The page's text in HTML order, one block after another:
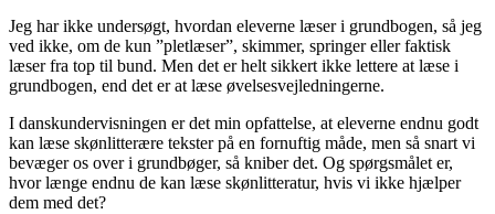
Jeg har ikke undersøgt, hvordan eleverne læser i grundbogen, så jeg
ved ikke, om de kun ”pletlæser”, skimmer, springer eller faktisk
læser fra top til bund. Men det er helt sikkert ikke lettere at læse i
grundbogen, end det er at læse øvelsesvejledningerne.
I danskundervisningen er det min opfattelse, at eleverne endnu godt
kan læse skønlitterære tekster på en fornuftig måde, men så snart vi
bevæger os over i grundbøger, så kniber det. Og spørgsmålet er,
hvor længe endnu de kan læse skønlitteratur, hvis vi ikke hjælper
dem med det?